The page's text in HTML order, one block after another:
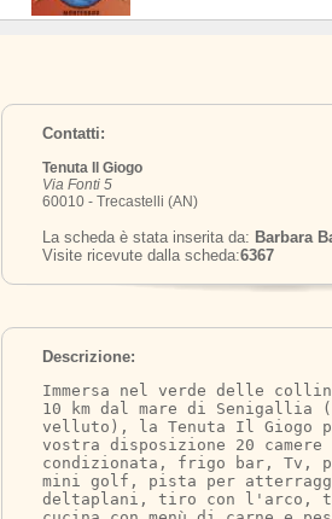
Contatti:
Tenuta Il Giogo
Via Fonti 5
60010 - Trecastelli (AN)
La scheda è stata inserita da: Barbara
Visite ricevute dalla scheda:6367
Descrizione:
Immersa nel verde delle
10 km dal mare di Senigallia
velluto), la Tenuta Il Giogo
vostra disposizione 20
condizionata, frigo bar, Tv,
mini golf, pista per
deltaplani, tiro con l'arco,